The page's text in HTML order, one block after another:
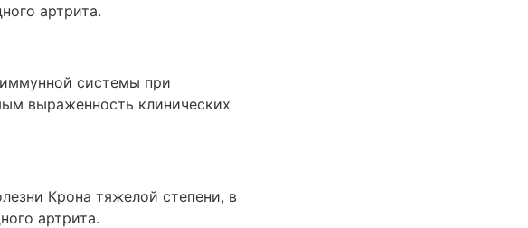
артрита.
системы при
выраженность клинических
Крона тяжелой степени, в
артрита.